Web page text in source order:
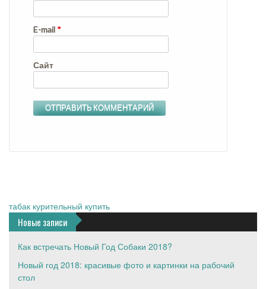
E-mail *
Сайт
табак курительный купить
Новые записи
Как встречать Новый Год Собаки 2018?
Новый год 2018: красивые фото и картинки на рабочий
стол